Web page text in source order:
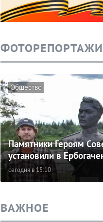
ФОТОРЕПОРТАЖИ
Общество
Памятники Героям
установили в
сегодня в 15:10
ВАЖНОЕ